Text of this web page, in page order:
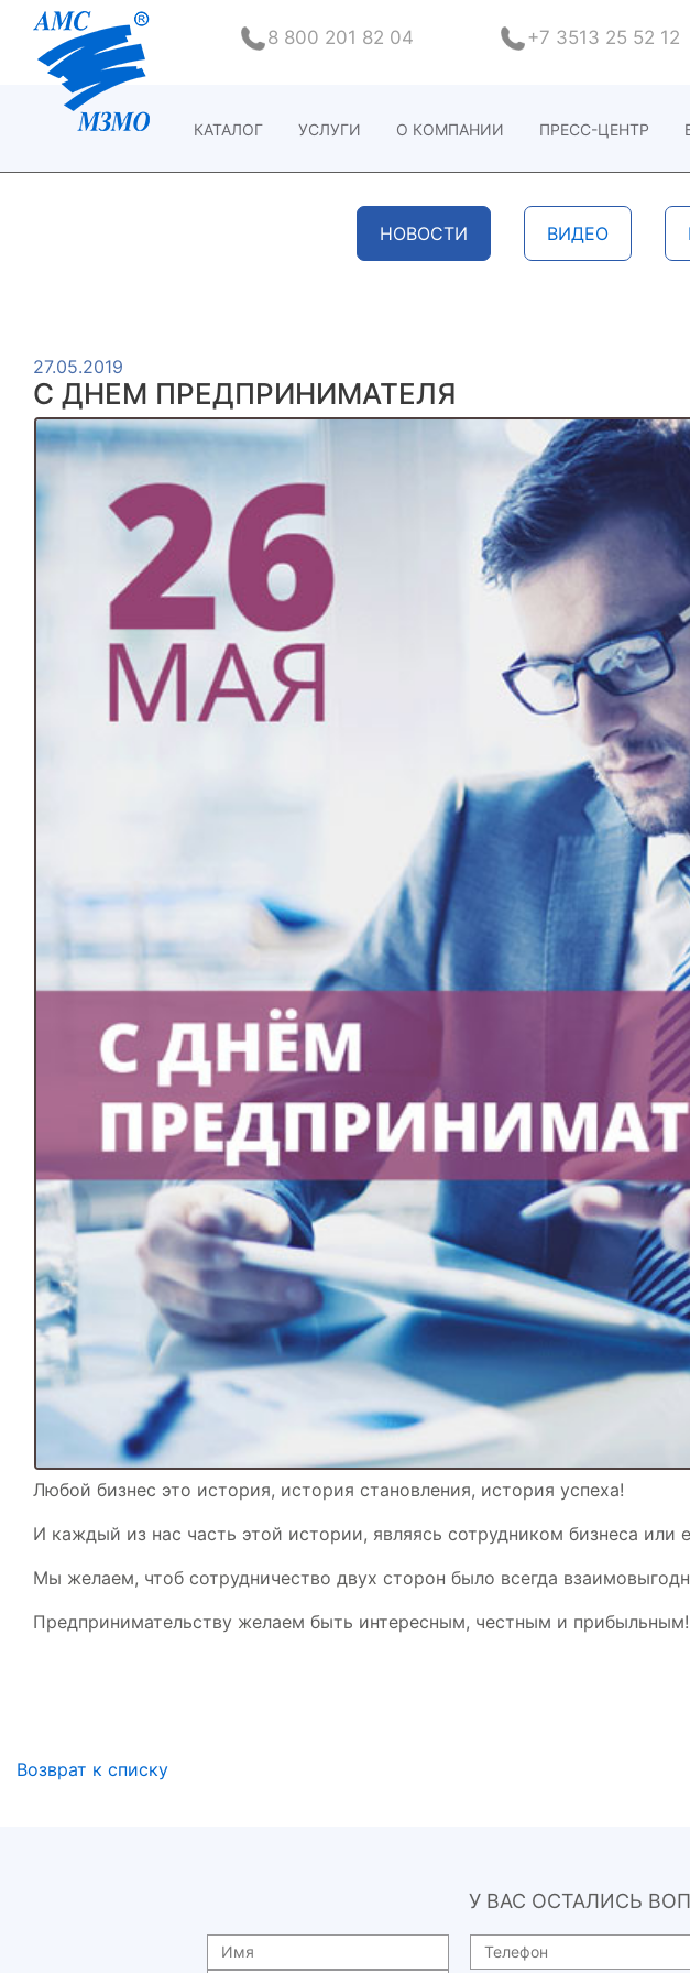
8 800 201 82 04 +7 3513 25 52 12
КАТАЛОГ УСЛУГИ О КОМПАНИИ ПРЕСС-ЦЕНТР
НОВОСТИ ВИДЕО
27.05.2019
С ДНЕМ ПРЕДПРИНИМАТЕЛЯ
Любой бизнес это история, история становления, история успеха!
И каждый из нас часть этой истории, являясь сотрудником бизнеса или
Мы желаем, чтоб сотрудничество двух сторон было всегда
Предпринимательству желаем быть интересным, честным и прибыльным!
Возврат к списку
У ВАС ОСТАЛИСЬ